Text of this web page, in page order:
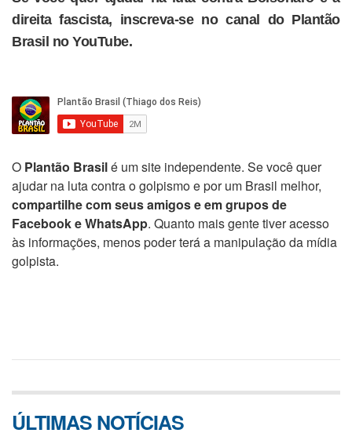
direita fascista, inscreva-se no canal do Plantão
Brasil no YouTube.
O Plantão Brasilé um site independente. Se você quer
ajudar na luta contra o golpismo e por um Brasil melhor,
compartilhe com seus amigos e em grupos de
Facebook e WhatsApp. Quanto mais gente tiver acesso
às informações, menos poder terá a manipulação da mídia
golpista.
ÚLTIMAS NOTÍCIAS